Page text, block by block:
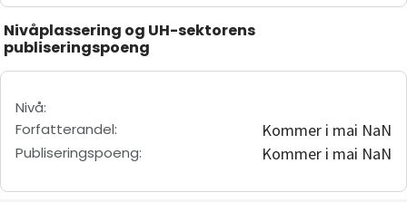
Nivåplassering og UH-sektorens
publiseringspoeng
Nivå:
Forfatterandel: Kommer i mai NaN
Publiseringspoeng: Kommer i mai NaN